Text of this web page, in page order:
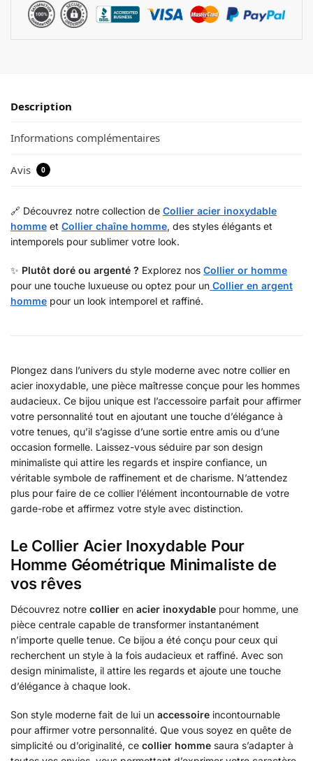
Description
Informations complémentaires
Avis 0
🔗 Découvrez notre collection de Collier acier inoxydable
homme et Collier chaîne homme, des styles élégants et
intemporels pour sublimer votre look.
✨ Plutôt doré ou argenté ? Explorez nos Collier or homme
pour une touche luxueuse ou optez pour un Collier en argent
homme pour un look intemporel et raffiné.
Plongez dans l’univers du style moderne avec notre collier en
acier inoxydable, une pièce maîtresse conçue pour les hommes
audacieux. Ce bijou unique est l’accessoire parfait pour affirmer
votre personnalité tout en ajoutant une touche d’élégance à
votre tenues, qu’il s’agisse d’une sortie entre amis ou d’une
occasion formelle. Laissez-vous séduire par son design
minimaliste qui attire les regards et inspire confiance, un
véritable symbole de raffinement et de charisme. N’attendez
plus pour faire de ce collier l’élément incontournable de votre
garde-robe et affirmez votre style avec distinction.
Le Collier Acier Inoxydable Pour
Homme Géométrique Minimaliste de
vos rêves
Découvrez notre collier en acier inoxydable pour homme, une
pièce centrale capable de transformer instantanément
n’importe quelle tenue. Ce bijou a été conçu pour ceux qui
recherchent un style à la fois audacieux et raffiné. Avec son
design minimaliste, il attire les regards et ajoute une touche
d’élégance à chaque look.
Son style moderne fait de lui un accessoire incontournable
pour affirmer votre personnalité. Que vous soyez en quête de
simplicité ou d’originalité, ce collier homme saura s’adapter à